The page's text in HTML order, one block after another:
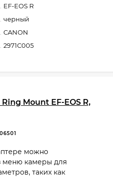
EF-EOS R
черный
CANON
2971C005
Mount EF-EOS R,
можно
меню камеры для
таких как